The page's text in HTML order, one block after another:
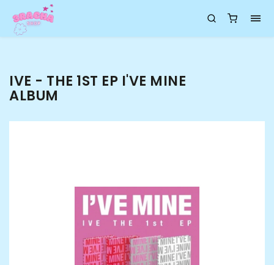
IVE - THE 1ST EP I'VE MINE
ALBUM